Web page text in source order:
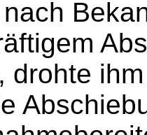
drohte